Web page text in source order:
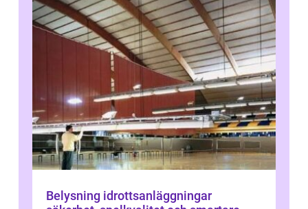
Belysning idrottsanläggningar